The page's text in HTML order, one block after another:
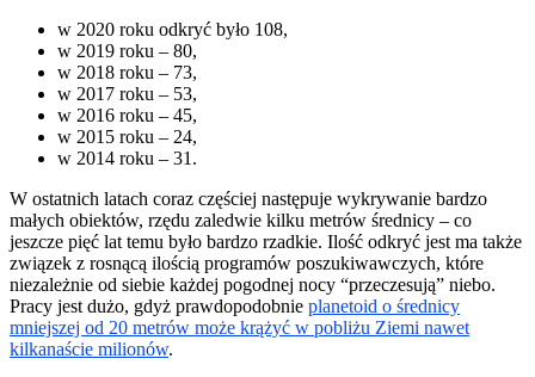
w 2020 roku odkryć było 108,
w 2019 roku – 80,
w 2018 roku – 73,
w 2017 roku – 53,
w 2016 roku – 45,
w 2015 roku – 24,
w 2014 roku – 31.
W ostatnich latach coraz częściej następuje wykrywanie bardzo
małych obiektów, rzędu zaledwie kilku metrów średnicy – co
jeszcze pięć lat temu było bardzo rzadkie. Ilość odkryć jest ma także
związek z rosnącą ilością programów poszukiwawczych, które
niezależnie od siebie każdej pogodnej nocy “przeczesują” niebo.
Pracy jest dużo, gdyż prawdopodobnie planetoid o średnicy
mniejszej od 20 metrów może krążyć w pobliżu Ziemi nawet
kilkanaście milionów.